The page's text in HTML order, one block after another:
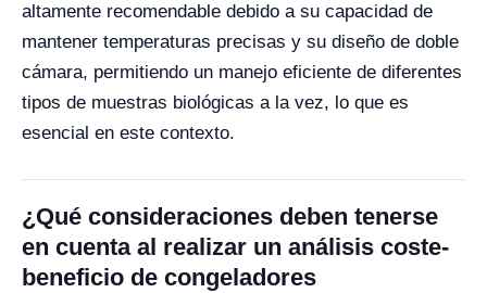
altamente recomendable debido a su capacidad de
mantener temperaturas precisas y su diseño de doble
cámara, permitiendo un manejo eficiente de diferentes
tipos de muestras biológicas a la vez, lo que es
esencial en este contexto.
¿Qué consideraciones deben tenerse
en cuenta al realizar un análisis coste-
beneficio de congeladores